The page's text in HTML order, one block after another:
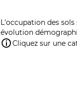
L'occupation des
évolution
Cliquez sur une